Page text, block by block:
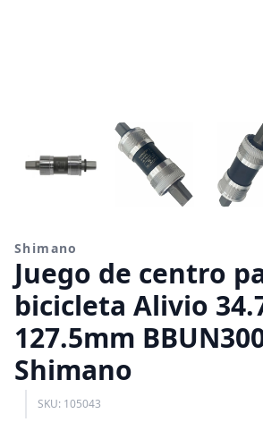
Shimano
Juego de centro
bicicleta Alivio
127.5mm
Shimano
SKU: 105043